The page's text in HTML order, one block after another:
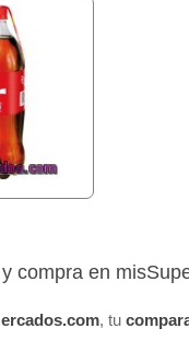
compra en
, tu